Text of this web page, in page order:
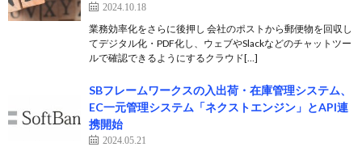
2024.10.18
業務効率化をさらに後押し 会社のポストから郵便物を回収し
てデジタル化・PDF化し、ウェブやSlackなどのチャットツー
ルで確認できるようにするクラウド[…]
SBフレームワークスの入出荷・在庫管理システム、
EC一元管理システム「ネクストエンジン」とAPI連
携開始
2024.05.21